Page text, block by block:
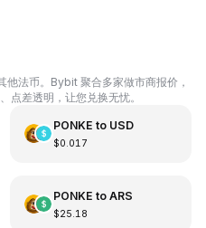
他法币。Bybit 聚合多家做市商报价，
点差透明，让您兑换无忧。
PONKE to USD
$0.017
PONKE to ARS
$25.18